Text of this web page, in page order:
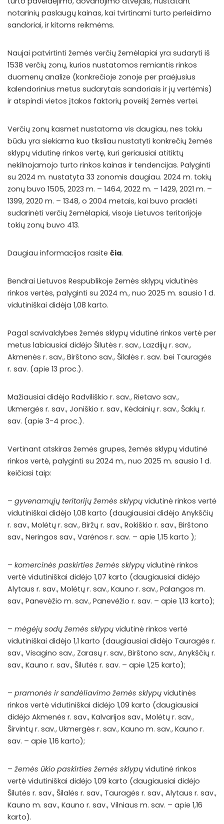
notarinių paslaugų kainas, kai tvirtinami turto perleidimo
sandoriai, ir kitoms reikmėms.
Naujai patvirtinti žemės verčių žemėlapiai yra sudaryti iš
1538 verčių zonų, kurios nustatomos remiantis rinkos
duomenų analize (konkrečioje zonoje per praėjusius
kalendorinius metus sudarytais sandoriais ir jų vertėmis)
ir atspindi vietos įtakos faktorių poveikį žemės vertei.
Verčių zonų kasmet nustatoma vis daugiau, nes tokiu
būdu yra siekiama kuo tiksliau nustatyti konkrečių žemės
sklypų vidutinę rinkos vertę, kuri geriausiai atitiktų
nekilnojamojo turto rinkos kainas ir tendencijas. Palyginti
su 2024 m. nustatyta 33 zonomis daugiau. 2024 m. tokių
zonų buvo 1505, 2023 m. – 1464, 2022 m. – 1429, 2021 m. –
1399, 2020 m. – 1348, o 2004 metais, kai buvo pradėti
sudarinėti verčių žemėlapiai, visoje Lietuvos teritorijoje
tokių zonų buvo 413.
Daugiau informacijos rasite čia.
Bendrai Lietuvos Respublikoje žemės sklypų vidutinės
rinkos vertės, palyginti su 2024 m., nuo 2025 m. sausio 1 d.
vidutiniškai didėja 1,08 karto.
Pagal savivaldybes žemės sklypų vidutinė rinkos vertė per
metus labiausiai didėjo Šilutės r. sav., Lazdijų r. sav.,
Akmenės r. sav., Birštono sav., Šilalės r. sav. bei Tauragės
r. sav. (apie 13 proc.).
Mažiausiai didėjo Radviliškio r. sav., Rietavo sav.,
Ukmergės r. sav., Joniškio r. sav., Kėdainių r. sav., Šakių r.
sav. (apie 3-4 proc.).
Vertinant atskiras žemės grupes, žemės sklypų vidutinė
rinkos vertė, palyginti su 2024 m., nuo 2025 m. sausio 1 d.
keičiasi taip:
– gyvenamųjų teritorijų žemės sklypų vidutinė rinkos vertė
vidutiniškai didėjo 1,08 karto (daugiausiai didėjo Anykščių
r. sav., Molėtų r. sav., Biržų r. sav., Rokiškio r. sav., Birštono
sav., Neringos sav., Varėnos r. sav. – apie 1,15 karto );
– komercinės paskirties žemės sklypų vidutinė rinkos
vertė vidutiniškai didėjo 1,07 karto (daugiausiai didėjo
Alytaus r. sav., Molėtų r. sav., Kauno r. sav., Palangos m.
sav., Panevėžio m. sav., Panevėžio r. sav. – apie 1,13 karto);
– mėgėjų sodų žemės sklypų vidutinė rinkos vertė
vidutiniškai didėjo 1,1 karto (daugiausiai didėjo Tauragės r.
sav., Visagino sav., Zarasų r. sav., Birštono sav., Anykščių r.
sav., Kauno r. sav., Šilutės r. sav. – apie 1,25 karto);
– pramonės ir sandėliavimo žemės sklypų vidutinės
rinkos vertė vidutiniškai didėjo 1,09 karto (daugiausiai
didėjo Akmenės r. sav., Kalvarijos sav., Molėtų r. sav.,
Širvintų r. sav., Ukmergės r. sav., Kauno m. sav., Kauno r.
sav. – apie 1,16 karto);
– žemės ūkio paskirties žemės sklypų vidutinė rinkos
vertė vidutiniškai didėjo 1,09 karto (daugiausiai didėjo
Šilutės r. sav., Šilalės r. sav., Tauragės r. sav., Alytaus r. sav.,
Kauno m. sav., Kauno r. sav., Vilniaus m. sav. – apie 1,16
karto).